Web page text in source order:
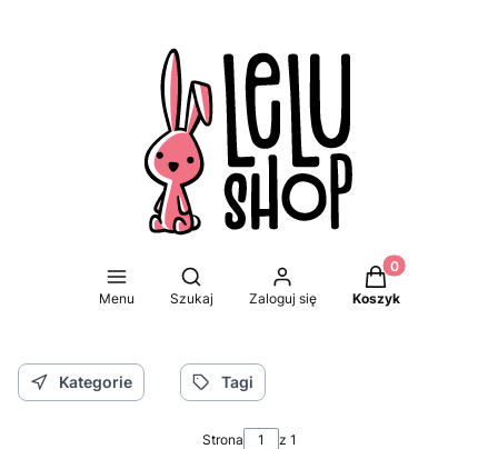
Menu
Otwórz wyszukiwarkę
Szukaj Zaloguj się
Produkty w
Koszyk
Kategorie Tagi
Strona z 1